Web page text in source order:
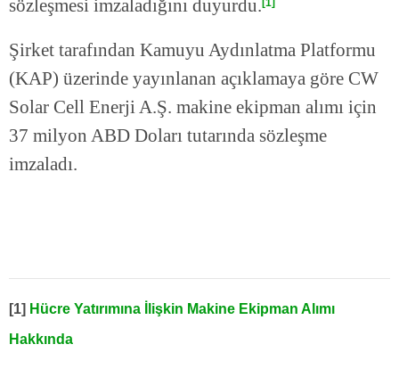
sözleşmesi imzaladığını duyurdu. [1]
Şirket tarafından Kamuyu Aydınlatma Platformu
(KAP) üzerinde yayınlanan açıklamaya göre CW
Solar Cell Enerji A.Ş. makine ekipman alımı için
37 milyon ABD Doları tutarında sözleşme
imzaladı.
[1] Hücre Yatırımına İlişkin Makine Ekipman Alımı
Hakkında